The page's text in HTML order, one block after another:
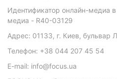
Идентификатор онлайн-медиа
медиа - R40-03129
Адрес: 01133, г. Киев, бульвар
Телефон: +38 044 207 45 54
E-mail: info@focus.ua